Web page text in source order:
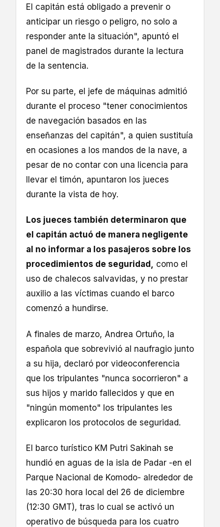
El capitán está obligado a prevenir o
anticipar un riesgo o peligro, no solo a
responder ante la situación", apuntó el
panel de magistrados durante la lectura
de la sentencia.
Por su parte, el jefe de máquinas admitió
durante el proceso "tener conocimientos
de navegación basados en las
enseñanzas del capitán", a quien sustituía
en ocasiones a los mandos de la nave, a
pesar de no contar con una licencia para
llevar el timón, apuntaron los jueces
durante la vista de hoy.
Los jueces también determinaron que
el capitán actuó de manera negligente
al no informar a los pasajeros sobre los
procedimientos de seguridad, como el
uso de chalecos salvavidas, y no prestar
auxilio a las víctimas cuando el barco
comenzó a hundirse.
A finales de marzo, Andrea Ortuño, la
española que sobrevivió al naufragio junto
a su hija, declaró por videoconferencia
que los tripulantes "nunca socorrieron" a
sus hijos y marido fallecidos y que en
"ningún momento" los tripulantes les
explicaron los protocolos de seguridad.
El barco turístico KM Putri Sakinah se
hundió en aguas de la isla de Padar -en el
Parque Nacional de Komodo- alrededor de
las 20:30 hora local del 26 de diciembre
(12:30 GMT), tras lo cual se activó un
operativo de búsqueda para los cuatro